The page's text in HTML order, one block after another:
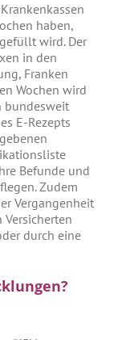
haben,
wird. Der
in den
Franken
Wochen wird
bundesweit
E-Rezepts
Befunde und
Zudem
Vergangenheit
durch eine